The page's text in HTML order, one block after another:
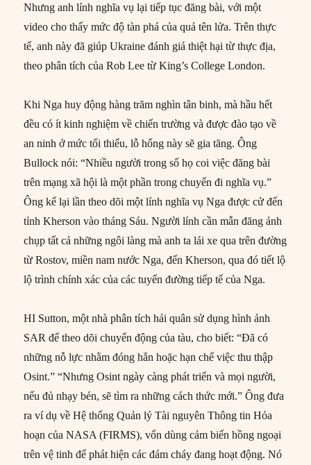
Nhưng anh lính nghĩa vụ lại tiếp tục đăng bài, với một
video cho thấy mức độ tàn phá của quả tên lửa. Trên thực
tế, anh này đã giúp Ukraine đánh giá thiệt hại từ thực địa,
theo phân tích của Rob Lee từ King’s College London.
Khi Nga huy động hàng trăm nghìn tân binh, mà hầu hết
đều có ít kinh nghiệm về chiến trường và được đào tạo về
an ninh ở mức tối thiểu, lỗ hổng này sẽ gia tăng. Ông
Bullock nói: “Nhiều người trong số họ coi việc đăng bài
trên mạng xã hội là một phần trong chuyến đi nghĩa vụ.”
Ông kể lại lần theo dõi một lính nghĩa vụ Nga được cử đến
tỉnh Kherson vào tháng Sáu. Người lính cần mẫn đăng ảnh
chụp tất cả những ngôi làng mà anh ta lái xe qua trên đường
từ Rostov, miền nam nước Nga, đến Kherson, qua đó tiết lộ
lộ trình chính xác của các tuyến đường tiếp tế của Nga.
HI Sutton, một nhà phân tích hải quân sử dụng hình ảnh
SAR để theo dõi chuyển động của tàu, cho biết: “Đã có
những nỗ lực nhằm đóng hẳn hoặc hạn chế việc thu thập
Osint.” “Nhưng Osint ngày càng phát triển và mọi người,
nếu đủ nhạy bén, sẽ tìm ra những cách thức mới.” Ông đưa
ra ví dụ về Hệ thống Quản lý Tài nguyên Thông tin Hỏa
hoạn của NASA (FIRMS), vốn dùng cảm biến hồng ngoại
trên vệ tinh để phát hiện các đám cháy đang hoạt động. Nó